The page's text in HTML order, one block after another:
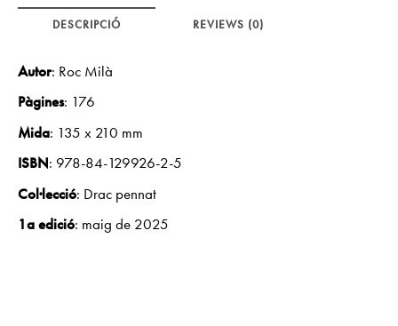
DESCRIPCIÓ REVIEWS (0)
Autor: Roc Milà
Pàgines: 176
Mida: 135 x 210 mm
ISBN: 978-84-129926-2-5
Col·lecció: Drac pennat
1a edició: maig de 2025